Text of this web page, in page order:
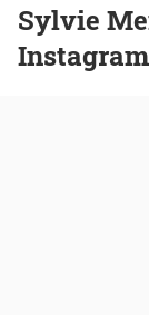
Sylvie
Instagram